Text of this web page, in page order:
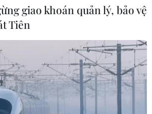
giao khoán quản lý, bảo vệ
Tiên